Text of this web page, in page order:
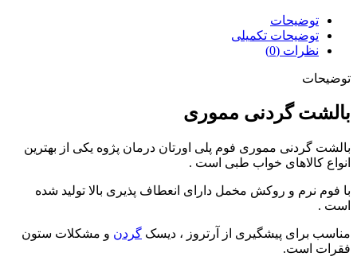
توضیحات
توضیحات تکمیلی
نظرات (0)
توضیحات
بالشت گردنی مموری
بالشت گردنی مموری فوم پلی اورتان درمان پژوه یکی از بهترین
انواع کالاهای خواب طبی است .
با فوم نرم و روکش مخمل دارای انعطاف پذیری بالا تولید شده
است .
مناسب برای پیشگیری از آرتروز ، دیسک گردن و مشکلات ستون
فقرات است.